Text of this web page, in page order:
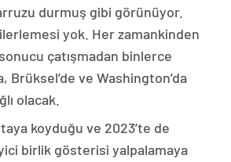
durmuş gibi görünüyor.
yok. Her zamankinden
çatışmadan binlerce
Brüksel’de ve Washington’da
olacak.
koyduğu ve 2023’te de
birlik gösterisi yalpalamaya